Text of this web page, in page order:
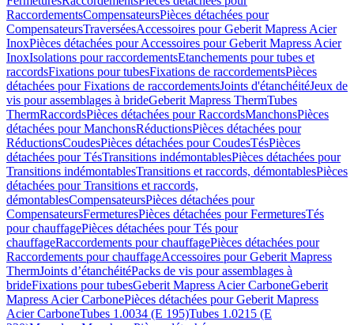
RaccordementsCompensateursPièces détachées pour
CompensateursTraverséesAccessoires pour Geberit Mapress Acier
InoxPièces détachées pour Accessoires pour Geberit Mapress Acier
InoxIsolations pour raccordementsEtanchements pour tubes et
raccordsFixations pour tubesFixations de raccordementsPièces
détachées pour Fixations de raccordementsJoints d'étanchéitéJeux de
vis pour assemblages à brideGeberit Mapress ThermTubes
ThermRaccordsPièces détachées pour RaccordsManchonsPièces
détachées pour ManchonsRéductionsPièces détachées pour
RéductionsCoudesPièces détachées pour CoudesTésPièces
détachées pour TésTransitions indémontablesPièces détachées pour
Transitions indémontablesTransitions et raccords, démontablesPièces
détachées pour Transitions et raccords,
démontablesCompensateursPièces détachées pour
CompensateursFermeturesPièces détachées pour FermeturesTés
pour chauffagePièces détachées pour Tés pour
chauffageRaccordements pour chauffagePièces détachées pour
Raccordements pour chauffageAccessoires pour Geberit Mapress
ThermJoints d’étanchéitéPacks de vis pour assemblages à
brideFixations pour tubesGeberit Mapress Acier CarboneGeberit
Mapress Acier CarbonePièces détachées pour Geberit Mapress
Acier CarboneTubes 1.0034 (E 195)Tubes 1.0215 (E